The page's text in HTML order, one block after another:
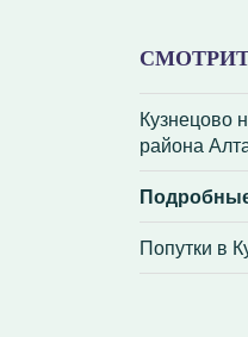
Кузнецово
района
Попутки в